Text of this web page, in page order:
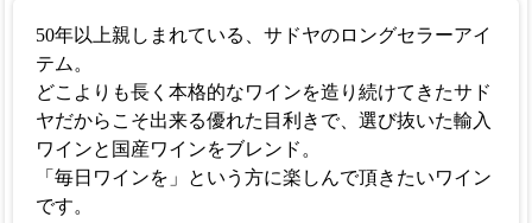
50年以上親しまれている、サドヤのロングセラーアイ
テム。
どこよりも長く本格的なワインを造り続けてきたサド
ヤだからこそ出来る優れた目利きで、選び抜いた輸入
ワインと国産ワインをブレンド。
「毎日ワインを」という方に楽しんで頂きたいワイン
です。